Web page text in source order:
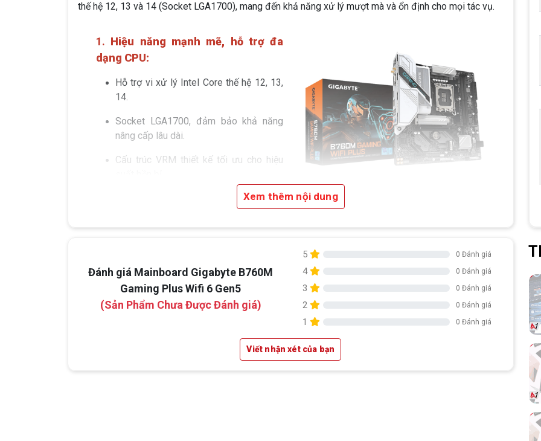
thế hệ 12, 13 và 14 (Socket LGA1700), mang đến khả năng xử lý mượt mà và ổn định cho mọi tác vụ.
1. Hiệu năng mạnh mẽ, hỗ trợ đa
dạng CPU:
Hỗ trợ vi xử lý Intel Core thế hệ 12, 13,
14.
Socket LGA1700, đảm bảo khả năng
nâng cấp lâu dài.
Cấu trúc VRM thiết kế tối ưu cho hiệu
2. Hỗ trợ RAM DDR5 tốc độ cao:
4 khe cắm RAM DDR5 hỗ trợ dung
lượng tối đa 128GB.
Tốc độ bus lên đến 7600MHz (OC) –
Xem thêm nội dung
Đánh giá Mainboard Gigabyte B760M
Gaming Plus Wifi 6 Gen5
(Sản Phẩm Chưa Được Đánh giá)
5 0 Đánh giá
4 0 Đánh giá
3 0 Đánh giá
2 0 Đánh giá
1 0 Đánh giá
Viết nhận xét của bạn